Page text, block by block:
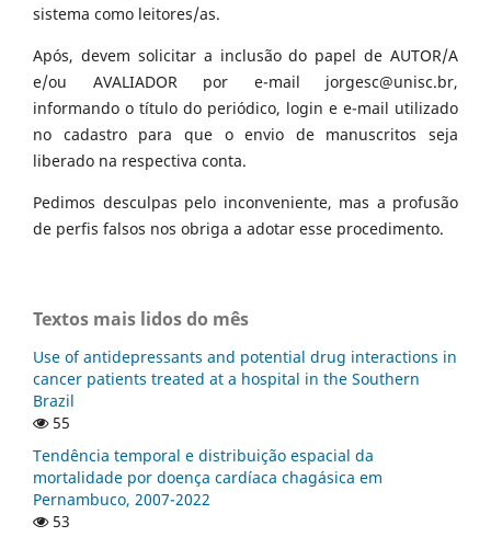
sistema como leitores/as.
Após, devem solicitar a inclusão do papel de AUTOR/A
e/ou AVALIADOR por e-mail jorgesc@unisc.br,
informando o título do periódico, login e e-mail utilizado
no cadastro para que o envio de manuscritos seja
liberado na respectiva conta.
Pedimos desculpas pelo inconveniente, mas a profusão
de perfis falsos nos obriga a adotar esse procedimento.
Textos mais lidos do mês
Use of antidepressants and potential drug interactions in
cancer patients treated at a hospital in the Southern
Brazil
55
Tendência temporal e distribuição espacial da
mortalidade por doença cardíaca chagásica em
Pernambuco, 2007-2022
53